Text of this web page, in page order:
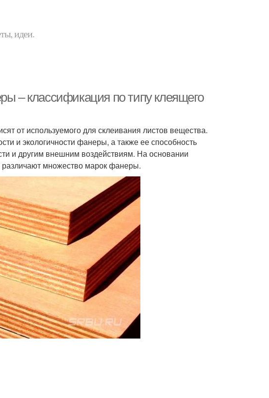
идеи.
– классификация по типу клеящего
от используемого для склеивания листов вещества.
и экологичности фанеры, а также ее способность
и другим внешним воздействиям. На основании
множество марок фанеры.